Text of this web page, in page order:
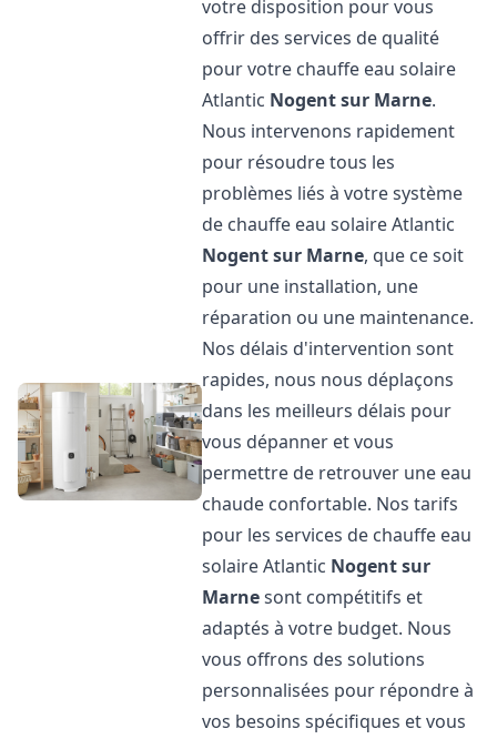
votre disposition pour vous
offrir des services de qualité
pour votre chauffe eau solaire
Atlantic Nogent sur Marne.
Nous intervenons rapidement
pour résoudre tous les
problèmes liés à votre système
de chauffe eau solaire Atlantic
Nogent sur Marne, que ce soit
pour une installation, une
réparation ou une maintenance.
Nos délais d'intervention sont
rapides, nous nous déplaçons
dans les meilleurs délais pour
vous dépanner et vous
permettre de retrouver une eau
chaude confortable. Nos tarifs
pour les services de chauffe eau
solaire Atlantic Nogent sur
Marnesont compétitifs et
adaptés à votre budget. Nous
vous offrons des solutions
personnalisées pour répondre à
vos besoins spécifiques et vous